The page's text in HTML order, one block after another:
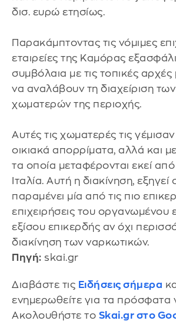
δισ. ευρώ ετησίως.
Παρακάμπτοντας τις νόμιμες
εταιρείες της Καμόρας
συμβόλαια με τις τοπικές
να αναλάβουν τη διαχείριση των
χωματερών της περιοχής.
Αυτές τις χωματερές τις
οικιακά απορρίματα, αλλά και
τα οποία μεταφέρονται εκεί
Ιταλία. Αυτή η διακίνηση,
παραμένει μία από τις πιο
επιχειρήσεις του οργανωμένου
εξίσου επικερδής αν όχι
διακίνηση των ναρκωτικών.
Πηγή: skai.gr
Διαβάστε τις Ειδήσεις σήμερα
ενημερωθείτε για τα πρόσφατα
Ακολουθήστε το Skai.gr στο